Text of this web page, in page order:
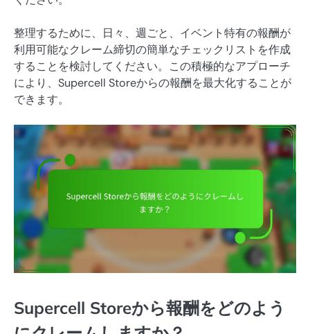
整理するために、日々、週ごと、イベント特有の報酬が
利用可能なクレーム締切の簡単なチェックリストを作成
することを検討してください。この積極的なアプローチ
により、Supercell Storeからの報酬を最大化することが
できます。
Supercell Storeから報酬をどのよう